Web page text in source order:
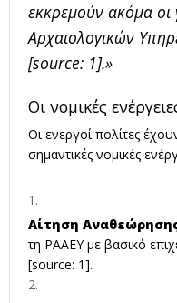
εκκρεμούν ακόμα
Αρχαιολογικών
[source: 1].»
Οι νομικές
Οι ενεργοί πολίτες
σημαντικές νομικές
Αίτηση
τη ΡΑΑΕΥ με βασικό
[source: 1].